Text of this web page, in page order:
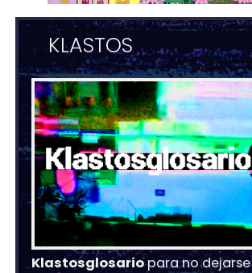
KLASTOS
Klastosglosariopara no dejarse